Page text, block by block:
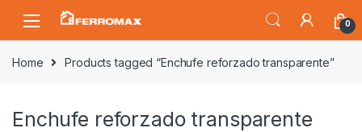
la
navegación
contenido
0
Home Products tagged “Enchufe reforzado transparente”
Enchufe reforzado transparente